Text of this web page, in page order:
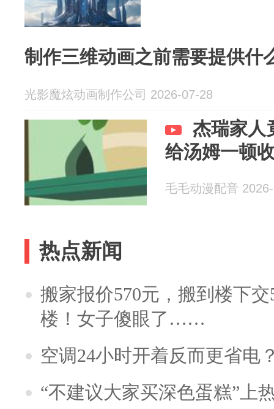
制作三维动画之前需要提供什
光影魔炫动画制作公司 2026-07-28
杰瑞家人
给汤姆一顿
毛毛动漫配音
热点新闻
搬家报价570元，搬到楼下
楼！女子傻眼了……
空调24小时开着反而更省电
“不建议大家买深色蛋糕”上